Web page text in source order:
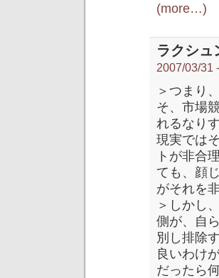
(more…)
ラクシュ
2007/03/31
＞つまり
そ、市場
れるなり
現実では
トが非合
ても、顔
がそれを
＞しかし
側が、自
別し排除
良いわけ
だったら